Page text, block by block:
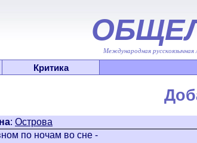
Международная
Критика
на: Острова
по ночам во сне -